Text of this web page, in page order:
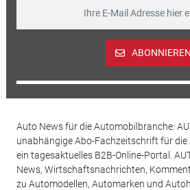
ABONNIEREN
Auto News für die Automobilbranche:
unabhängige Abo-Fachzeitschrift für
ein tagesaktuelles B2B-Online-Portal.
News, Wirtschaftsnachrichten,
zu Automodellen, Automarken und